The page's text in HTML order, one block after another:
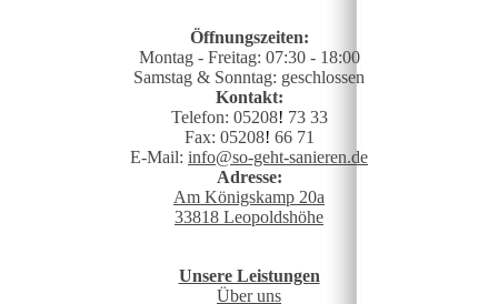
Öffnungszeiten:
Montag - Freitag: 07:30 - 18:00
Samstag & Sonntag: geschlossen
Kontakt:
Telefon: 05208! 73 33
Fax: 05208! 66 71
E-Mail: info@so-geht-sanieren.de
Adresse:
Am Königskamp 20a
33818 Leopoldshöhe
Unsere Leistungen
Über uns